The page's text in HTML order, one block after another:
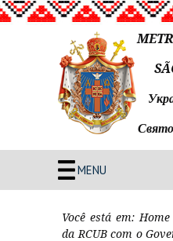
MENU
Você está em: Home
da RCUB com o